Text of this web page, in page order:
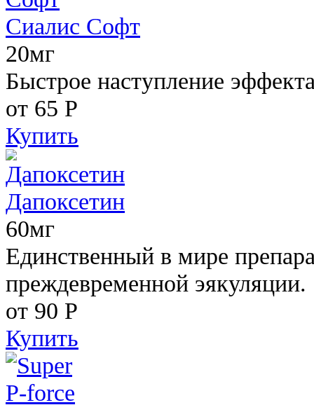
Сиалис Софт
20мг
Быстрое наступление
от 65 Р
Купить
Дапоксетин
60мг
Единственный в мире
преждевременной эякуляции.
от 90 Р
Купить